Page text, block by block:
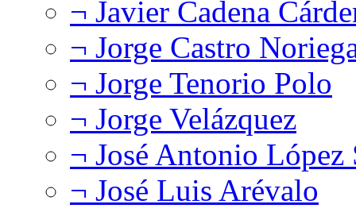
¬ Javier Cadena
¬ Jorge Castro
¬ Jorge Tenorio Polo
¬ Jorge Velázquez
¬ José Antonio López
¬ José Luis Arévalo